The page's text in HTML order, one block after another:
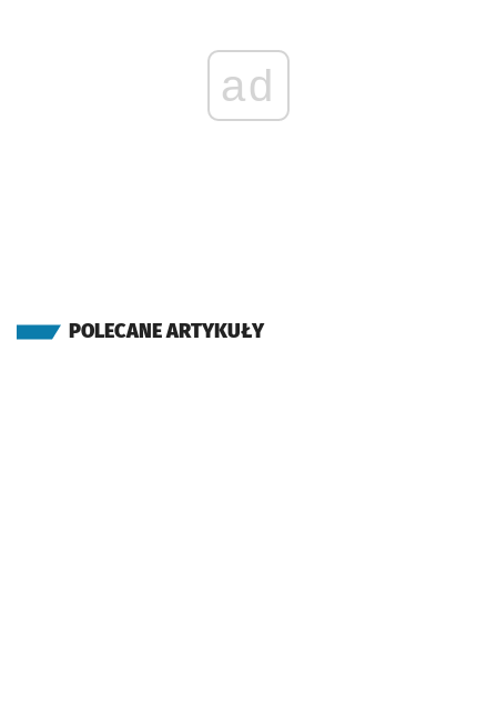
ad
POLECANE ARTYKUŁY